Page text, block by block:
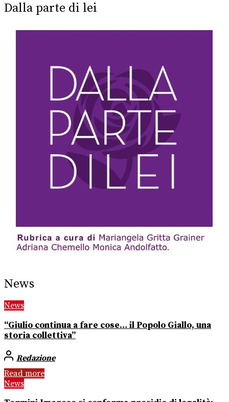
Dalla parte di lei
News
News
“Giulio continua a fare cose… il Popolo Giallo, una
storia collettiva”
Redazione
Read more
News